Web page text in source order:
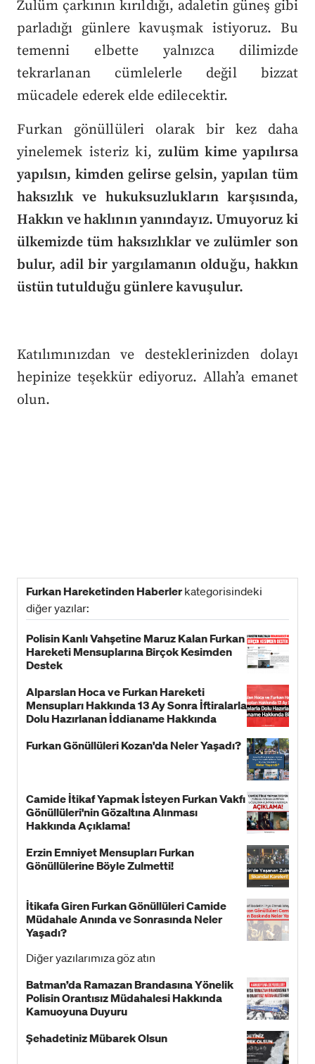
Zulüm çarkının kırıldığı, adaletin güneş gibi
parladığı günlere kavuşmak istiyoruz. Bu
temenni elbette yalnızca dilimizde
tekrarlanan cümlelerle değil bizzat
mücadele ederek elde edilecektir.
Furkan gönüllüleri olarak bir kez daha
yinelemek isteriz ki,zulüm kime yapılırsa
yapılsın, kimden gelirse gelsin, yapılan tüm
haksızlık ve hukuksuzlukların karşısında,
Hakkın ve haklının yanındayız. Umuyoruz ki
ülkemizde tüm haksızlıklar ve zulümler son
bulur, adil bir yargılamanın olduğu, hakkın
üstün tutulduğu günlere kavuşulur.
Katılımınızdan ve desteklerinizden dolayı
hepinize teşekkür ediyoruz. Allah’a emanet
olun.
Furkan Hareketinden Haberlerkategorisindeki
diğer yazılar:
Polisin Kanlı Vahşetine Maruz Kalan Furkan
Hareketi Mensuplarına Birçok Kesimden
Destek
Alparslan Hoca ve Furkan Hareketi
Mensupları Hakkında 13 Ay Sonra İftiralarla
Dolu Hazırlanan İddianame Hakkında
Furkan Gönüllüleri Kozan'da Neler Yaşadı?
Camide İtikaf Yapmak İsteyen Furkan Vakfı
Gönüllüleri'nin Gözaltına Alınması
Hakkında Açıklama!
Erzin Emniyet Mensupları Furkan
Gönüllülerine Böyle Zulmetti!
İtikafa Giren Furkan Gönüllüleri Camide
Müdahale Anında ve Sonrasında Neler
Yaşadı?
Diğer yazılarımıza göz atın
Batman’da Ramazan Brandasına Yönelik
Polisin Orantısız Müdahalesi Hakkında
Kamuoyuna Duyuru
Şehadetiniz Mübarek Olsun